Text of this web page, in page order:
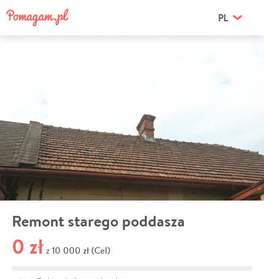
PL
Remont starego poddasza
0 zł z 10 000 zł (Cel)